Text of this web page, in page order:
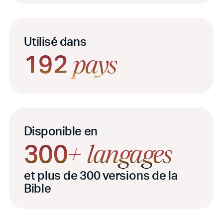
Utilisé dans
192 pays
Disponible en
300+ langages
et plus de 300 versions de la
Bible